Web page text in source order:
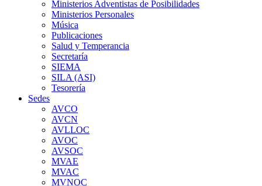
Ministerios Adventistas de Posibilidades
Ministerios Personales
Música
Publicaciones
Salud y Temperancia
Secretaría
SIEMA
SILA (ASI)
Tesorería
Sedes
AVCO
AVCN
AVLLOC
AVOC
AVSOC
MVAE
MVAC
MVNOC